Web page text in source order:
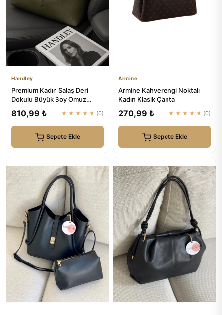
Handley
Premium Kadın Salaş Deri
Dokulu Büyük Boy Omuz
810,99 ₺ ★★★★★ (0)
Sepete Ekle
Armine
Armine Kahverengi Noktalı
Kadın Klasik Çanta
270,99 ₺ ★★★★★ (0)
Sepete Ekle